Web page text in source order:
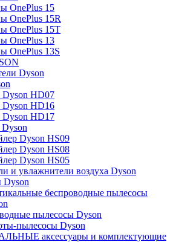
OnePlus 15
OnePlus 15R
OnePlus 15T
OnePlus 13
OnePlus 13S
Dyson
HD07
HD16
HD17
Dyson HS09
Dyson HS08
Dyson HS05
и увлажнители воздуха Dyson
Dyson
беспроводные пылесосы
пылесосы Dyson
пылесосы Dyson
аксессуары и комплектующие